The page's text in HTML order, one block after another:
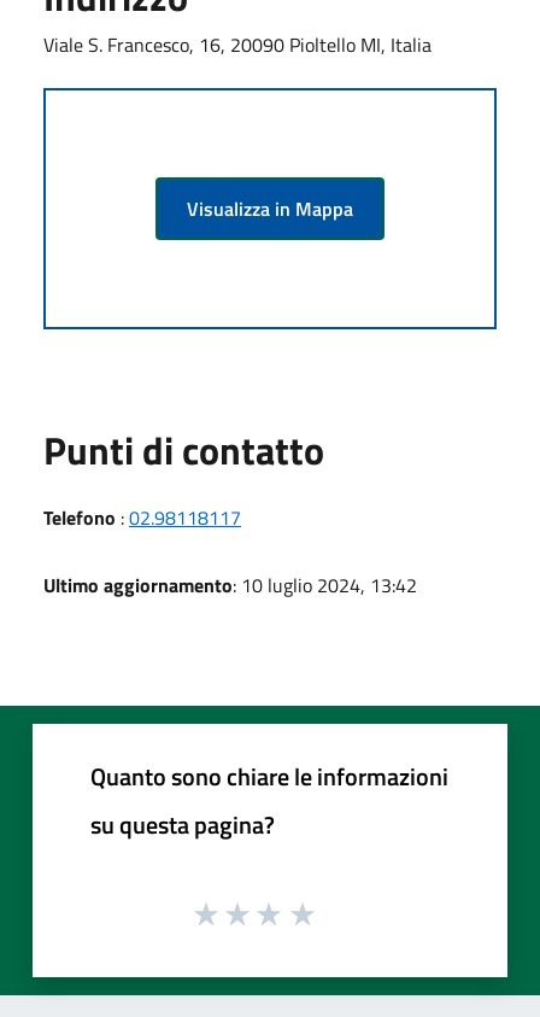
Viale S. Francesco, 16, 20090 Pioltello MI, Italia
Visualizza in Mappa
Punti di contatto
Telefono :02.98118117
Ultimo aggiornamento: 10 luglio 2024, 13:42
Quanto sono chiare le informazioni
su questa pagina?